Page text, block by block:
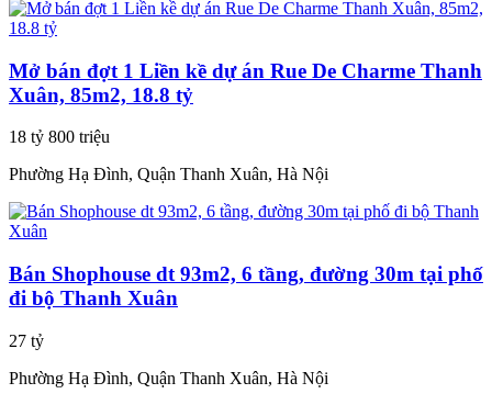
Mở bán đợt 1 Liền kề dự án Rue De Charme Thanh
Xuân, 85m2, 18.8 tỷ
18 tỷ 800 triệu
Phường Hạ Đình, Quận Thanh Xuân, Hà Nội
Bán Shophouse dt 93m2, 6 tầng, đường 30m tại phố
đi bộ Thanh Xuân
27 tỷ
Phường Hạ Đình, Quận Thanh Xuân, Hà Nội